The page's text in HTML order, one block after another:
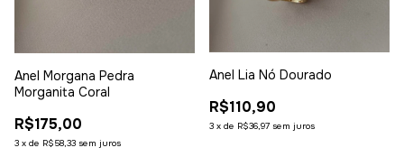
Anel Morgana Pedra
Morganita Coral
R$175,00
3 x de R$58,33 sem juros
Anel Lia Nó Dourado
R$110,90
3 x de R$36,97 sem juros